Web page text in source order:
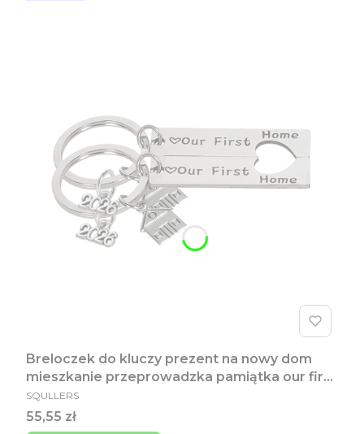
Breloczek do kluczy prezent na nowy dom
mieszkanie przeprowadzka pamiątka our first
home 2026
PRODUCENT
SQULLERS
Cena
55,55 zł